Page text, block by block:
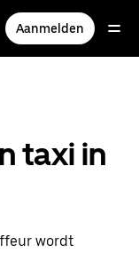
Aanmelden
taxi in
wordt